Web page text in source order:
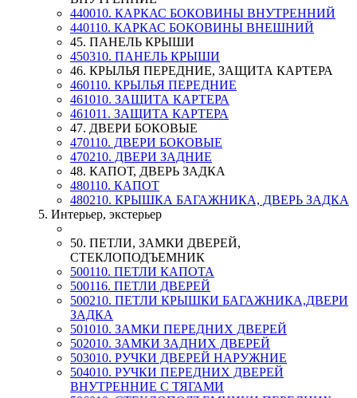
440010. КАРКАС БОКОВИНЫ ВНУТРЕННИЙ
440110. КАРКАС БОКОВИНЫ ВНЕШНИЙ
45. ПАНЕЛЬ КРЫШИ
450310. ПАНЕЛЬ КРЫШИ
46. КРЫЛЬЯ ПЕРЕДНИЕ, ЗАЩИТА КАРТЕРА
460110. КРЫЛЬЯ ПЕРЕДНИЕ
461010. ЗАЩИТА КАРТЕРА
461011. ЗАЩИТА КАРТЕРА
47. ДВЕРИ БОКОВЫЕ
470110. ДВЕРИ БОКОВЫЕ
470210. ДВЕРИ ЗАДНИЕ
48. КАПОТ, ДВЕРЬ ЗАДКА
480110. КАПОТ
480210. КРЫШКА БАГАЖНИКА, ДВЕРЬ ЗАДКА
5. Интерьер, экстерьер
50. ПЕТЛИ, ЗАМКИ ДВЕРЕЙ,
СТЕКЛОПОДЪЕМНИК
500110. ПЕТЛИ КАПОТА
500116. ПЕТЛИ ДВЕРЕЙ
500210. ПЕТЛИ КРЫШКИ БАГАЖНИКА,ДВЕРИ
ЗАДКА
501010. ЗАМКИ ПЕРЕДНИХ ДВЕРЕЙ
502010. ЗАМКИ ЗАДНИХ ДВЕРЕЙ
503010. РУЧКИ ДВЕРЕЙ НАРУЖНИЕ
504010. РУЧКИ ПЕРЕДНИХ ДВЕРЕЙ
ВНУТРЕННИЕ С ТЯГАМИ